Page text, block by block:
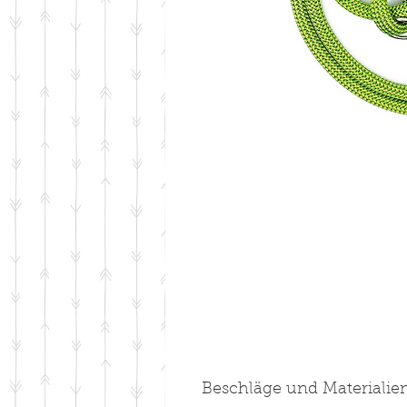
Beschläge und